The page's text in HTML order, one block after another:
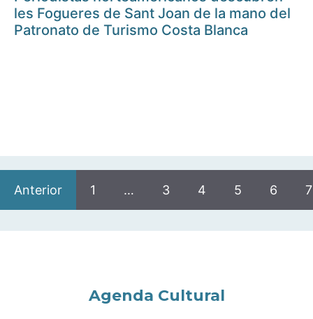
les Fogueres de Sant Joan de la mano del
Patronato de Turismo Costa Blanca
Anterior 1 … 3 4 5 6 7
Agenda Cultural